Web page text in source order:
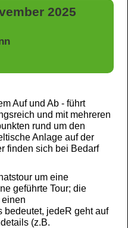
2025
Auf und Ab - führt
und mit mehreren
rund um den
Anlage auf der
finden sich bei Bedarf
um eine
geführte Tour; die
bedeutet, jedeR geht auf
(z.B.